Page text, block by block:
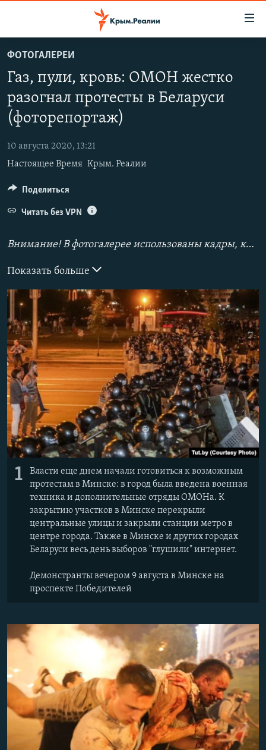
основному
содержанию
Вернутся
навигации
Вернутся
поиску
СПЕЦПРОЕКТЫ
КАРТА ВОЕННЫХ ОБЪЕКТОВ КРЫМА
11 ЛЕТ ОККУПАЦИИ КРЫМА. 11 ИСТОРИЙ СОПРОТИВЛЕНИЯ
ВОДА
ИСТОРИЯ
ЕЩЕ
ИНТЕРАКТИВ
ИНФОГРАФИКА
ТЕЛЕПРОЕКТ КРЫМ.РЕАЛИИ
КРЫМ.НЕПОКОРЕННЫЙ
ELIFBE
УКРАИНСКАЯ ПРОБЛЕМА КРЫМА
РАДІО СВОБОДА
КАК ОБОЙТИ БЛОКИРОВКУ
Qırımtatar
ПРИСОЕДИНЯЙТЕСЬ!
Все сайты RFE/RL
ФОТОГАЛЕРЕИ
Газ, пули, кровь: ОМОН жестко
разогнал протесты в Беларуси
(фоторепортаж)
10 августа 2020, 13:21
Настоящее Время Крым. Реалии
Внимание! В фотогалерее использованы кадры, которые могут шокировать.
Показать больше
1
Власти еще днем начали готовиться к возможным
протестам в Минске: в город была введена военная
техника и дополнительные отряды ОМОНа. К
закрытию участков в Минске перекрыли
центральные улицы и закрыли станции метро в
центре города. Также в Минске и других городах
Беларуси весь день выборов "глушили" интернет.
Демонстранты вечером 9 августа в Минске на
проспекте Победителей
Поделиться
Читать без VPN